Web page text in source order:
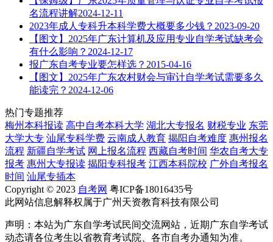
名流程讲解2024-12-11
2023年成人专科升本科学费大概要多少钱？ 2023-09-20
【图文】2025年广东计算机及应用专业自学考试缺考会
有什么影响？ 2024-12-17
报广东自考专业要怎样选？ 2015-04-16
【图文】2025年广东农村财会与审计自学考试需要多久
能读完？ 2024-12-06
热门专题推荐
梅州本科报读 高中自考本科大学 湖北大专报名 财税专业 东莞
大学大专 汕尾专科学费 云南成人教育 揭阳自考难度 惠州报名
流程 新疆自学考试 网上报名流程 西藏自考时间 华农自考大专
报考 惠州大专报读 揭阳专科报考 江西本科院校 广外自考报名
时间 汕尾专插本
Copyright © 2023 自考网 粤ICP备18016435号
此网站信息解释权属于广州天资教育科技有限公司
声明：本站为广东自学考试民间交流网站，近期广东自学考试
动态请各位考生以省教育考试院、各市自考办通知为准。